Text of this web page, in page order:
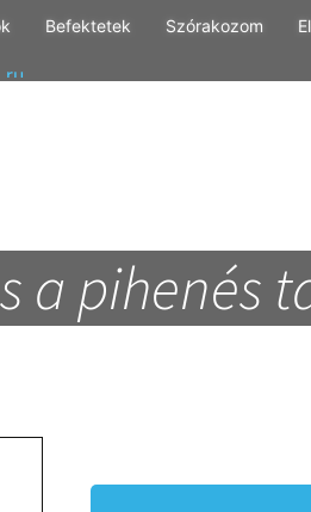
Befektetek Szórakozom
a pihenés